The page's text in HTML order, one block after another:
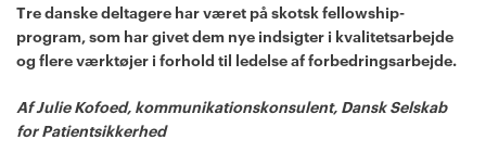
Tre danske deltagere har været på skotsk fellowship-
program, som har givet dem nye indsigter i kvalitetsarbejde
og flere værktøjer i forhold til ledelse af forbedringsarbejde.
Af Julie Kofoed, kommunikationskonsulent, Dansk Selskab
for Patientsikkerhed